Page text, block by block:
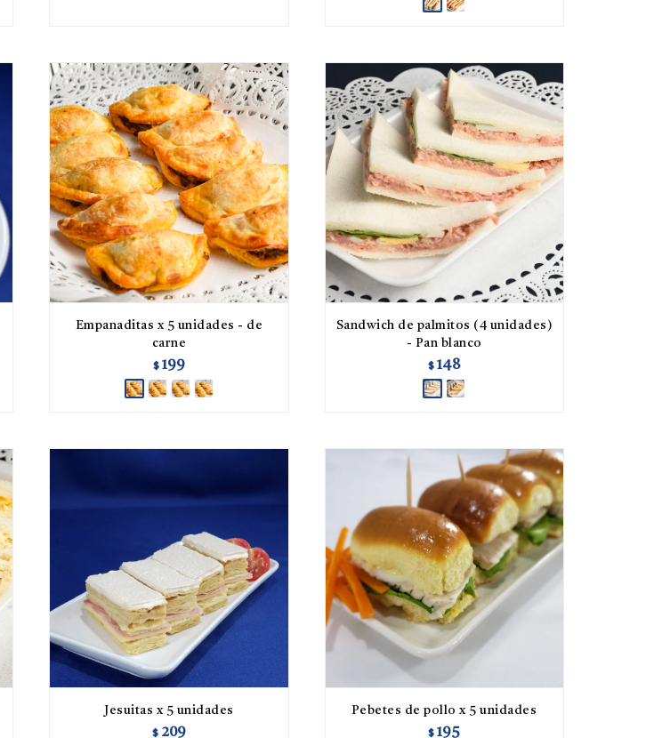
Empanaditas x 5 unidades - de
carne
$ 199
Sandwich de palmitos (4 unidades)
- Pan blanco
$ 148
Jesuitas x 5 unidades
$ 209
Pebetes de pollo x 5 unidades
$ 195